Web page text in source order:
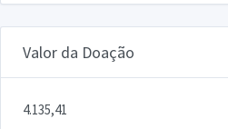
Valor da Doação
4.135,41